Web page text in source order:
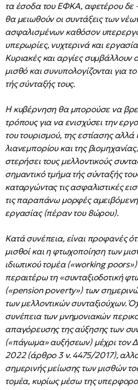
τα έσοδα του ΕΦΚΑ, αφετέρου δε
θα μειωθούν οι συντάξεις των
ασφαλισμένων καθόσον
υπερωρίες, νυχτερινά και εργασία
Κυριακές και αργίες συμβάλλουν
μισθό και συνυπολογίζονται για
τής σύνταξής τους.
Η κυβέρνηση θα μπορούσε να
τρόπους για να ενισχύσει την
του τουρισμού, της εστίασης αλλά
λιανεμπορίου και της
στερήσει τους μελλοντικούς
σημαντικό τμήμα τής σύνταξής
καταργώντας τις ασφαλιστικές
τις παραπάνω μορφές
εργασίας (πέραν του 8ώρου).
Κατά συνέπεια, είναι προφανές
μισθοί και η φτωχοποίηση των
ιδιωτικού τομέα («working poors»)
περαιτέρω τη «συνταξιοδοτική
(«pension poverty») των
των μελλοντικών συνταξιούχων.
συνέπεια των μνημονιακών
απαγόρευσης της αύξησης των
(«πάγωμα» αυξήσεων) μέχρι τον
2022 (άρθρο 3 ν. 4475/2017),
σημερινής μείωσης των μισθών
τομέα, κυρίως μέσω της